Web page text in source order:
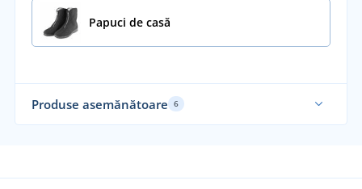
Papuci de casă
Produse asemănătoare 6